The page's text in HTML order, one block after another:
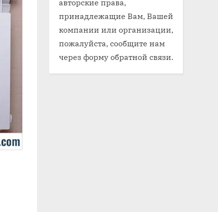
принадлежащие Вам, Вашей
компании или организации,
пожалуйста, сообщите нам
через форму обратной связи.